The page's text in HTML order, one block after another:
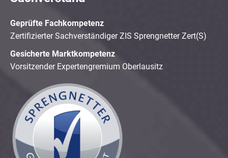
Geprüfte Fachkompetenz
Zertifizierter Sachverständiger ZIS Sprengnetter Zert(S)
Gesicherte Marktkompetenz
Vorsitzender Expertengremium Oberlausitz